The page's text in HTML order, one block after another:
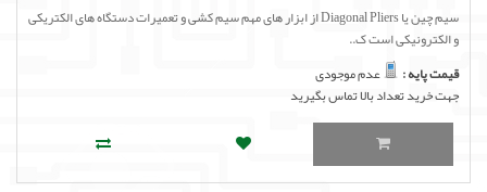
سیم چین یا Diagonal Pliers از ابزار های مهم سیم کشی و تعمیرات دستگاه های الکتریکی
و الکترونیکی است ک..
قیمت پایه :
عدم موجودی
جهت خرید تعداد بالا تماس بگیرید